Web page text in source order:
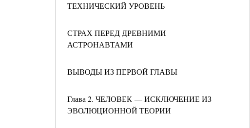
ТЕХНИЧЕСКИЙ УРОВЕНЬ
СТРАХ ПЕРЕД ДРЕВНИМИ
АСТРОНАВТАМИ
ВЫВОДЫ ИЗ ПЕРВОЙ ГЛАВЫ
Глава 2. ЧЕЛОВЕК — ИСКЛЮЧЕНИЕ ИЗ
ЭВОЛЮЦИОННОЙ ТЕОРИИ